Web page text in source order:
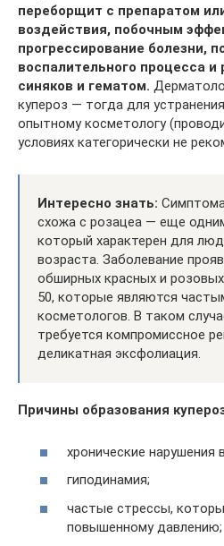
переборщит с препаратом
воздействия, побочным
прогрессирование болезни,
воспалительного процесса и
синяков и гематом.
купероз — тогда для
опытному косметологу
условиях категорически не
Интересно знать:
схожа с розацеа — еще
который характерен для
возраста. Заболевание
обширных красных и
50, которые являются
косметологов. В таком
требуется компромиссное
деликатная эксфолиация.
Причины образования
хронические нарушения
гиподинамия;
частые стрессы,
повышенному давлению;